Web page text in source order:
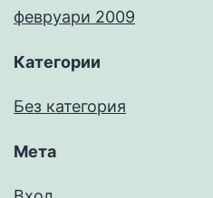
февруари 2009
Категории
Без категория
Мета